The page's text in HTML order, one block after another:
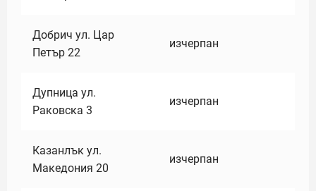
Добрич ул. Цар
Петър 22
изчерпан
Дупница ул.
Раковска 3
изчерпан
Казанлък ул.
Македония 20
изчерпан